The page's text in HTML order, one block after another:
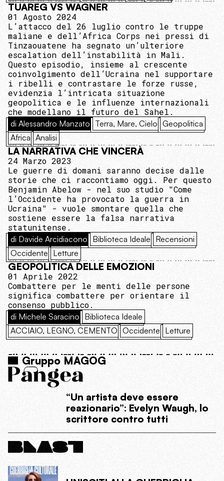
TUAREG VS WAGNER
01 Agosto 2024
L’attacco del 26 luglio contro le truppe
maliane e dell’Africa Corps nei pressi di
Tinzaouatene ha segnato un’ulteriore
escalation dell’instabilità in Mali.
Questo episodio, insieme al crescente
coinvolgimento dell’Ucraina nel supportare
i ribelli e contrastare le forze russe,
evidenzia l’intricata situazione
geopolitica e le influenze internazionali
che modellano il futuro del Sahel.
di Alessandro Manzato Terra, Mare, Cielo Geopolitica
Africa Analisi
LA NARRATIVA CHE VINCERÀ
24 Marzo 2023
Le guerre di domani saranno decise dalle
storie che ci raccontiamo oggi. Per questo
Benjamin Abelow - nel suo studio "Come
l’Occidente ha provocato la guerra in
Ucraina" - vuole smontare quella che
sostiene essere la falsa narrativa
statunitense.
di Davide Arcidiacono Biblioteca Ideale Recensioni
Occidente Letture
GEOPOLITICA DELLE EMOZIONI
01 Aprile 2022
Combattere per le menti delle persone
significa combattere per orientare il
consenso pubblico.
di Michele Saracino Biblioteca Ideale
ACCIAIO, LEGNO, CEMENTO Occidente Letture
Gruppo MAGOG
“Un artista deve essere
reazionario”: Evelyn Waugh, lo
scrittore contro tutti